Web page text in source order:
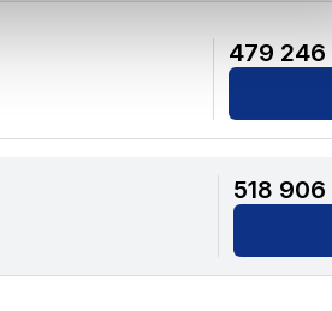
479 246
518 906